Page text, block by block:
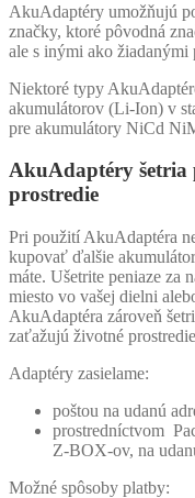
AkuAdaptéry umožňujú
značky, ktoré pôvodná
ale s inými ako žiadanými
Niektoré typy
akumulátorov (Li-Ion) v
pre akumulátory NiCd
AkuAdaptéry šetria
prostredie
Pri použití AkuAdaptéra
kupovať ďalšie
máte. Ušetrite peniaze za
miesto vo vašej dielni
AkuAdaptéra zároveň
zaťažujú životné
Adaptéry zasielame:
poštou na udanú
prostredníctvom
Z-BOX-ov, na
Možné spôsoby platby: